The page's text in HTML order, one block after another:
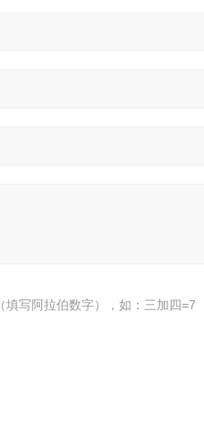
填写阿拉伯数字），如：三加四=7